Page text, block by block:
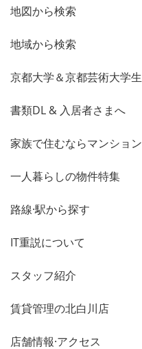
地図から検索
地域から検索
京都大学＆京都芸術大学
書類DL & 入居者さまへ
家族で住むならマンショ
一人暮らしの物件特集
路線·駅から探す
IT重説について
スタッフ紹介
賃貸管理の北白川店
店舗情報·アクセス